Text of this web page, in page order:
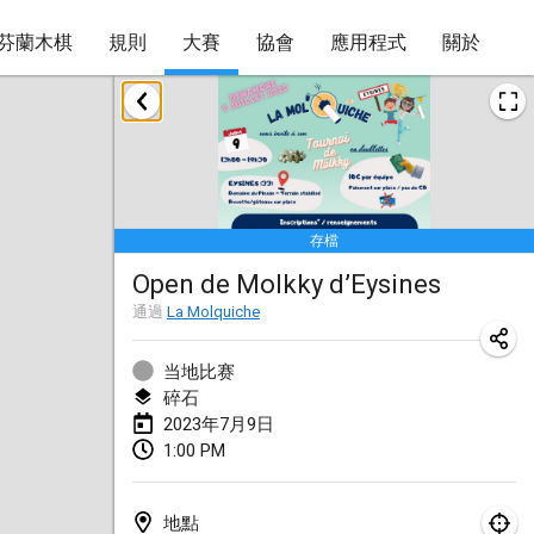
蘭木棋 規則 大賽 協會 應用程式 關於
存檔
Open de Molkky d’Eysines
通過 La Molquiche
当地比赛
碎石
2023年7月9日
1:00 PM
地點
2023年1月
LE Tournoi de Noël
2023年1月14日|法國
Indoor Polish Championship - Halowe Mistrzostwa Polski w Mölkky
2023年1月14日|波蘭
Tournoi Mixte ASPTTOM
2023年1月21日
2023年1月28日